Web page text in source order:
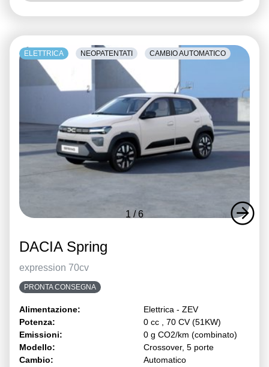
1 /6
ELETTRICA NEOPATENTATI CAMBIO AUTOMATICO
DACIA Spring
expression 70cv
PRONTA CONSEGNA
Alimentazione:
Elettrica - ZEV
Potenza:
0 cc , 70 CV (51KW)
Emissioni:
0 g CO2/km (combinato)
Modello:
Crossover, 5 porte
Cambio:
Automatico